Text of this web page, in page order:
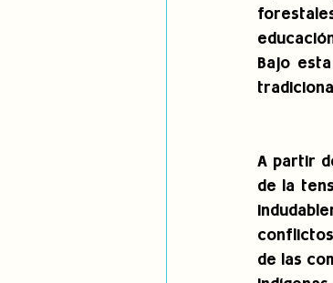
Bajo
A partir
de la
de las